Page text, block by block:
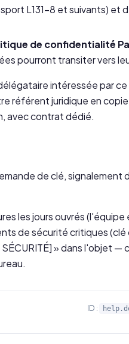
L131-8 et suivants) et
de confidentialité
pourront transiter vers
intéressée par
référent juridique en
avec contrat dédié.
de clé, signalement
les jours ouvrés (l'équipe
de sécurité critiques
» dans l'objet
ID :